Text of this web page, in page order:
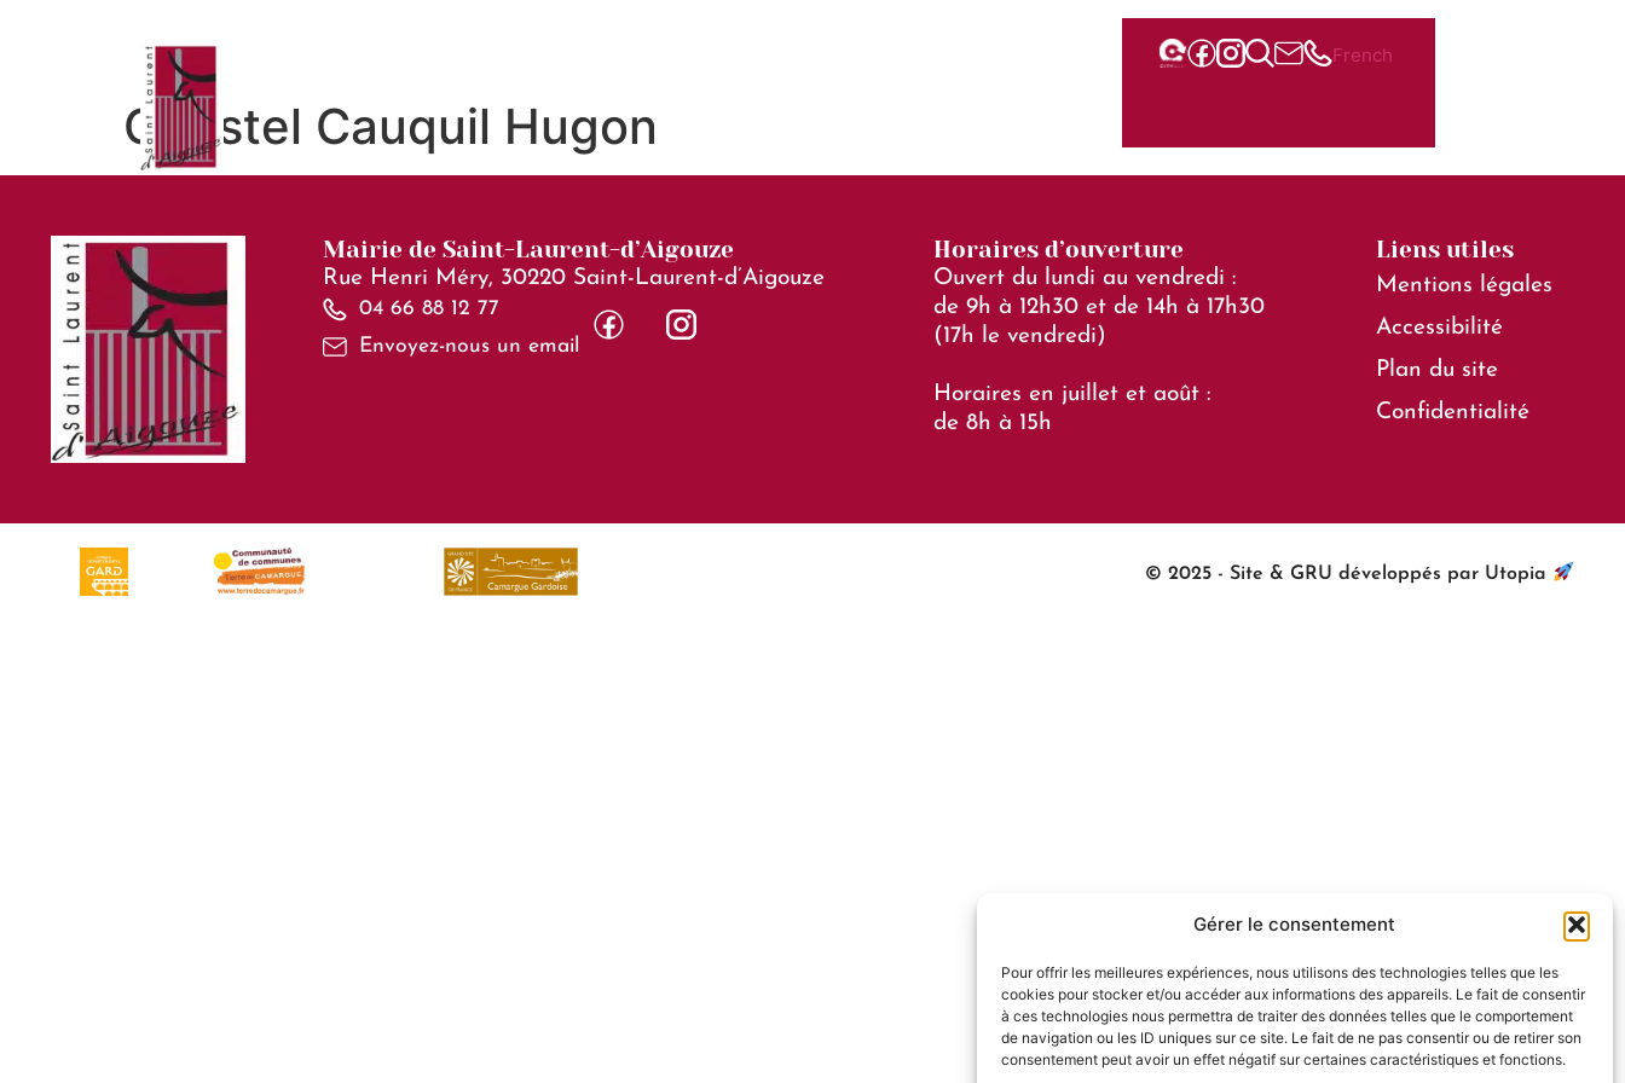
Gérer le consentement
Pour offrir les meilleures expériences, nous utilisons des technologies telles que les
cookies pour stocker et/ou accéder aux informations des appareils. Le fait de consentir
à ces technologies nous permettra de traiter des données telles que le comportement
de navigation ou les ID uniques sur ce site. Le fait de ne pas consentir ou de retirer son
consentement peut avoir un effet négatif sur certaines caractéristiques et fonctions.
French
Christel Cauquil Hugon
Mairie de Saint-Laurent-d’Aigouze
Rue Henri Méry, 30220 Saint-Laurent-d’Aigouze
04 66 88 12 77
Envoyez-nous un email
Horaires d’ouverture
Ouvert du lundi au vendredi :
de 9h à 12h30 et de 14h à 17h30
(17h le vendredi)
Horaires en juillet et août :
de 8h à 15h
Liens utiles
Mentions légales
Accessibilité
Plan du site
Confidentialité
© 2025 - Site & GRU développés par Utopia